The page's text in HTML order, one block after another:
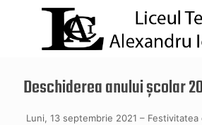
Deschiderea anului școlar
Luni, 13 septembrie 2021 –